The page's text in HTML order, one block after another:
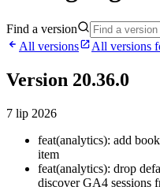
Find a version
All versions
All versions
Version 20.36.0
7 lip 2026
feat(analytics): add
item
feat(analytics): drop
discover GA4 sessions